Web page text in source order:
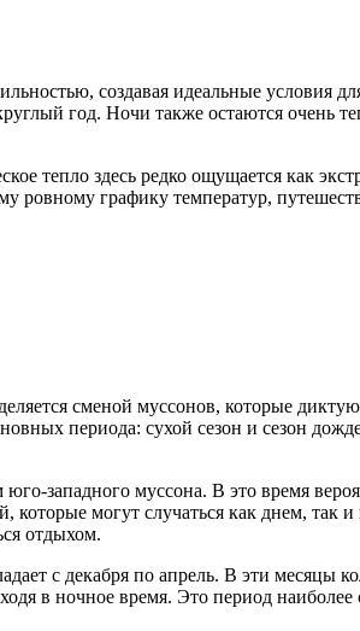
создавая идеальные условия
год. Ночи также остаются очень
тепло здесь редко ощущается как
ровному графику температур,
сменой муссонов, которые
периода: сухой сезон и сезон
западного муссона. В это время
которые могут случаться как днем,
отдыхом.
с декабря по апрель. В эти
в ночное время. Это период наиболее